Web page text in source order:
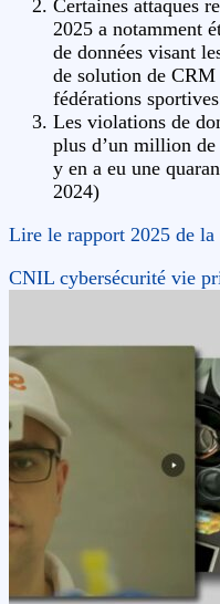
Certaines attaques
2025 a notamment
de données visant
de solution de
fédérations
Les violations de
plus d’un million
y en a eu une
2024)
Lire le rapport 2025 de
CNIL cybersécurité vie